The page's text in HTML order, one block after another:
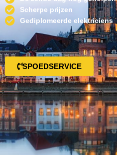
Scherpe prijzen
Gediplomeerde elektriciens
SPOEDSERVICE